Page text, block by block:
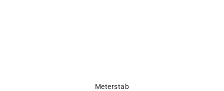
Meterstab